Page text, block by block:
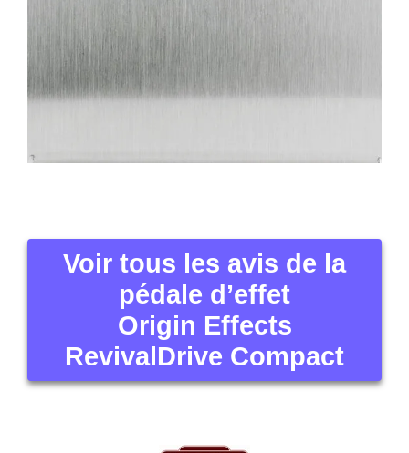
Voir tous les avis de la
pédale d’effet
Origin Effects
RevivalDrive Compact